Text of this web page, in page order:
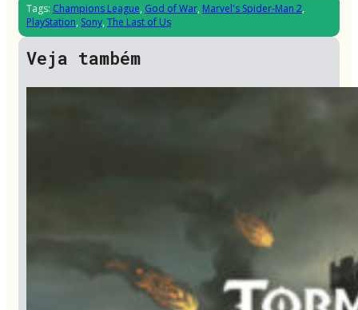
Tags: Champions League, God of War, Marvel's Spider-Man 2,
PlayStation, Sony, The Last of Us
Veja também